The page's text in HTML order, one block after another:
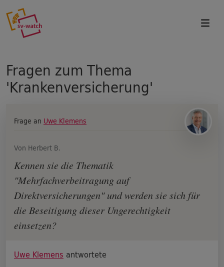
Direkt zum Inhalt
Fragen zum Thema
'Krankenversicherung'
Frage an Uwe Klemens
Von Herbert B.
Kennen sie die Thematik
"Mehrfachverbeitragung auf
Direktversicherungen" und werden sie sich für
die Beseitigung dieser Ungerechtigkeit
einsetzen?
Uwe Klemens antwortete